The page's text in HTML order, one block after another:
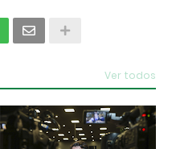
Ver todos